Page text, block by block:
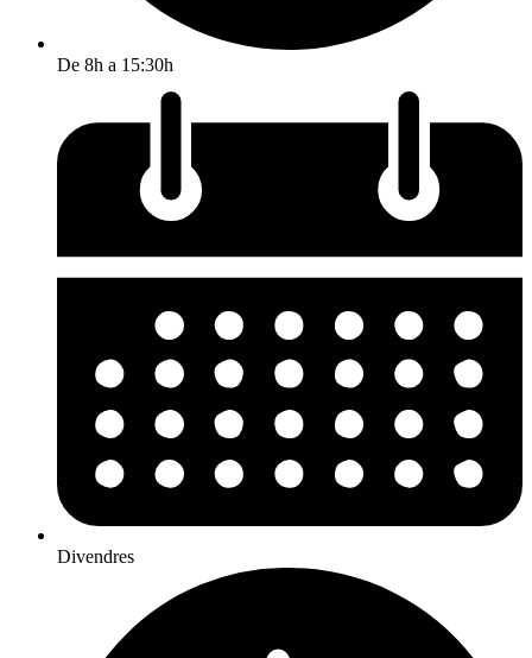
De 8h a 15:30h
Divendres